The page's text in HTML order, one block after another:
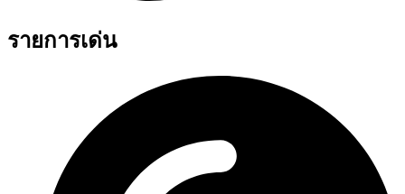
รายการเด่น